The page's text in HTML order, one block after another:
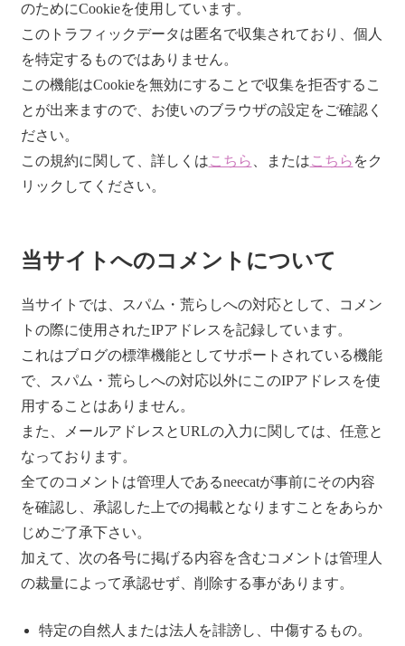
のためにCookieを使用しています。
このトラフィックデータは匿名で収集されており、個人
を特定するものではありません。
この機能はCookieを無効にすることで収集を拒否するこ
とが出来ますので、お使いのブラウザの設定をご確認く
ださい。
この規約に関して、詳しくはこちら 、またはこちら をク
リックしてください。
当サイトへのコメントについて
当サイトでは、スパム・荒らしへの対応として、コメン
トの際に使用されたIPアドレスを記録しています。
これはブログの標準機能としてサポートされている機能
で、スパム・荒らしへの対応以外にこのIPアドレスを使
用することはありません。
また、メールアドレスとURLの入力に関しては、任意と
なっております。
全てのコメントは管理人であるneecatが事前にその内容
を確認し、承認した上での掲載となりますことをあらか
じめご了承下さい。
加えて、次の各号に掲げる内容を含むコメントは管理人
の裁量によって承認せず、削除する事があります。
特定の自然人または法人を誹謗し、中傷するもの。